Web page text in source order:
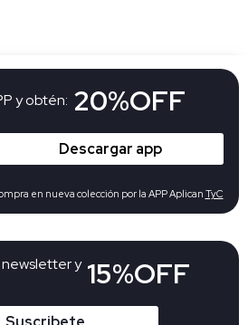
y 15%OFF
y obtén: 20%OFF
Descargar app
en nueva colección por la APP Aplican TyC